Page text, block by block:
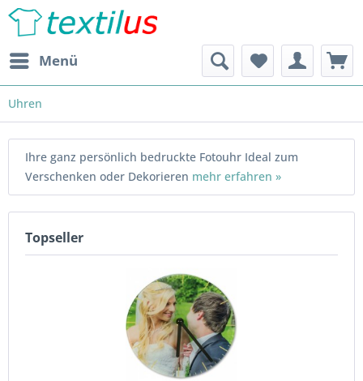
Menü
Uhren
Ihre ganz persönlich bedruckte Fotouhr Ideal zum
Verschenken oder Dekorieren mehr erfahren »
Topseller